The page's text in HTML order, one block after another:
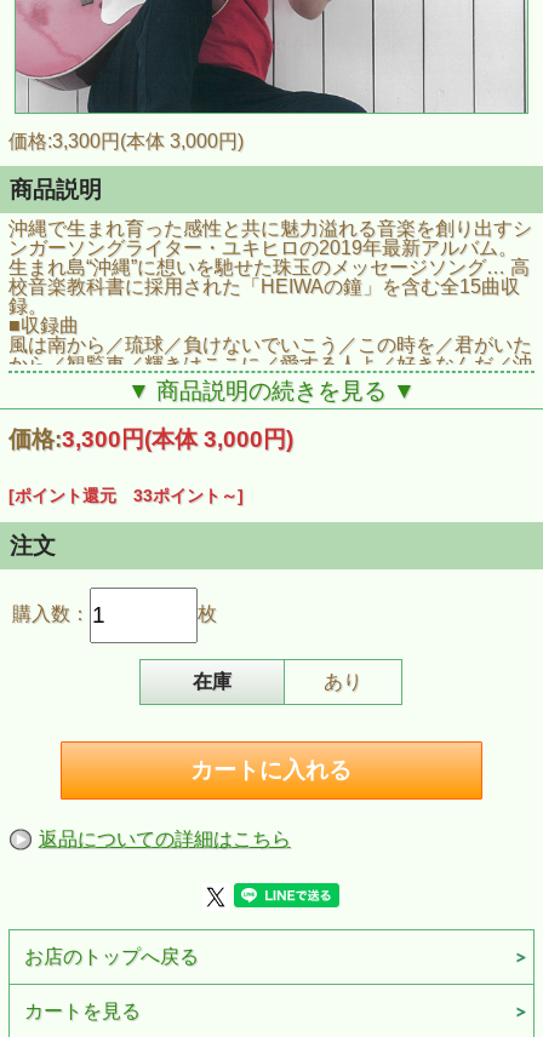
価格:3,300円(本体 3,000円)
商品説明
沖縄で生まれ育った感性と共に魅力溢れる音楽を創り出すシ
ンガーソングライター・ユキヒロの2019年最新アルバム。
生まれ島“沖縄”に想いを馳せた珠玉のメッセージソング… 高
校音楽教科書に採用された「HEIWAの鐘」を含む全15曲収
録。
■収録曲
風は南から／琉球／負けないでいこう／この時を／君がいた
から／観覧車／輝きはここに／愛する人よ／好きなんだ／沖
縄に雪が降った／HEIWAの鐘／いつもいつまでも／限りあ
る時間／ウチナンチュ／オジーのうた
■商品情報
商品名：【CD・取扱商品】ユキヒロ・ニューアルバム「琉
▼ 商品説明の続きを見る ▼
価格:3,300円(本体 3,000円)
[ポイント還元 33ポイント～]
注文
購入数： 枚
在庫 あり
返品についての詳細はこちら
お店のトップへ戻る
カートを見る